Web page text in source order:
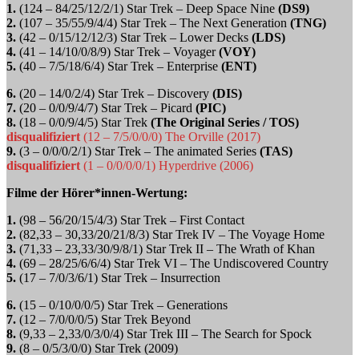
1. (124 – 84/25/12/2/1) Star Trek – Deep Space Nine (DS9)
2. (107 – 35/55/9/4/4) Star Trek – The Next Generation (TNG)
3. (42 – 0/15/12/12/3) Star Trek – Lower Decks (LDS)
4. (41 – 14/10/0/8/9) Star Trek – Voyager(VOY)
5. (40 – 7/5/18/6/4) Star Trek – Enterprise (ENT)
6. (20 – 14/0/2/4) Star Trek – Discovery (DIS)
7. (20 – 0/0/9/4/7) Star Trek – Picard (PIC)
8. (18 – 0/0/9/4/5) Star Trek (The Original Series / TOS)
disqualifiziert (12 – 7/5/0/0/0) The Orville (2017)
9. (3 – 0/0/0/2/1) Star Trek – The animated Series (TAS)
disqualifiziert (1 – 0/0/0/0/1) Hyperdrive (2006)
Filme der Hörer*innen-Wertung:
1. (98 – 56/20/15/4/3) Star Trek – First Contact
2. (82,33 – 30,33/20/21/8/3) Star Trek IV – The Voyage Home
3. (71,33 – 23,33/30/9/8/1) Star Trek II – The Wrath of Khan
4. (69 – 28/25/6/6/4) Star Trek VI – The Undiscovered Country
5. (17 – 7/0/3/6/1) Star Trek – Insurrection
6. (15 – 0/10/0/0/5) Star Trek – Generations
7. (12 – 7/0/0/0/5) Star Trek Beyond
8. (9,33 – 2,33/0/3/0/4) Star Trek III – The Search for Spock
9. (8 – 0/5/3/0/0) Star Trek (2009)